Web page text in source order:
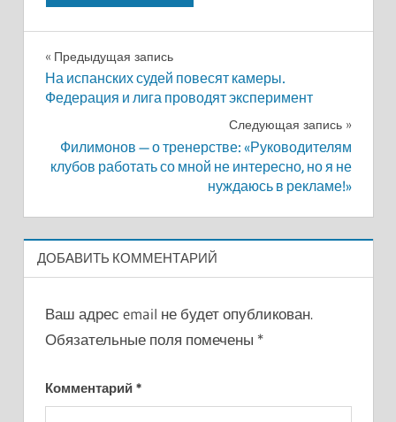
Навигация
по
Предыдущая запись
На испанских судей повесят камеры.
Федерация и лига проводят эксперимент
Следующая запись
Филимонов — о тренерстве: «Руководителям
клубов работать со мной не интересно, но я не
нуждаюсь в рекламе!»
ДОБАВИТЬ КОММЕНТАРИЙ
Ваш адрес email не будет опубликован.
Обязательные поля помечены *
Комментарий *